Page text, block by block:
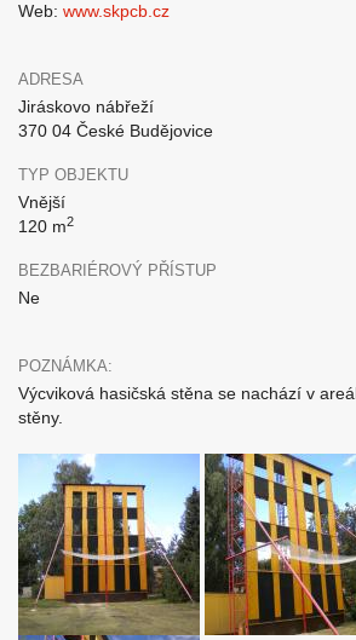
Web: www.skpcb.cz
ADRESA
Jiráskovo nábřeží
370 04 České Budějovice
TYP OBJEKTU
Vnější
120 m2
BEZBARIÉROVÝ PŘÍSTUP
Ne
POZNÁMKA:
Výcviková hasičská stěna se nachází v
stěny.